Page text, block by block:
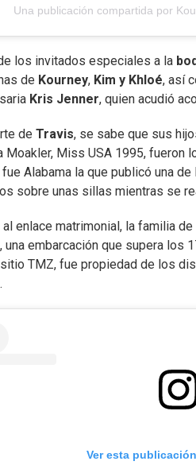
Una publicación compartida por
los invitados especiales a la
de Kourney, Kim y Khloé, así
Kris Jenner, quien acudió
de Travis, se sabe que sus
Moakler, Miss USA 1995,
fue Alabama la que publicó una
sobre unas sillas mientras se
al enlace matrimonial, la familia
una embarcación que supera
TMZ, fue propiedad de los
Ver esta